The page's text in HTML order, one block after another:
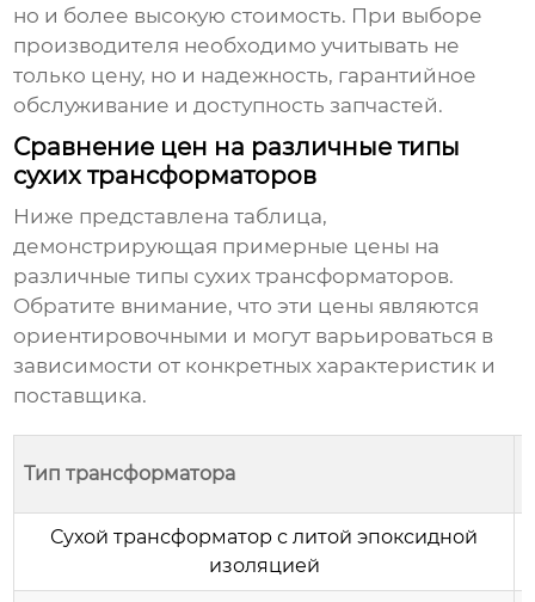
но и более высокую стоимость. При выборе
производителя необходимо учитывать не
только цену, но и надежность, гарантийное
обслуживание и доступность запчастей.
Сравнение цен на различные типы
сухих трансформаторов
Ниже представлена таблица,
демонстрирующая примерные цены на
различные типы сухих трансформаторов.
Обратите внимание, что эти цены являются
ориентировочными и могут варьироваться в
зависимости от конкретных характеристик и
поставщика.
Тип трансформатора
Сухой трансформатор с литой эпоксидной
изоляцией